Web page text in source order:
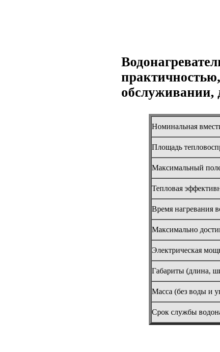
обслуживании,
Номинальная
Площадь
Максимальный
Тепловая
Время нагревания
Максимально
Электрическая
Габариты (длина,
Масса (без воды и
Срок службы